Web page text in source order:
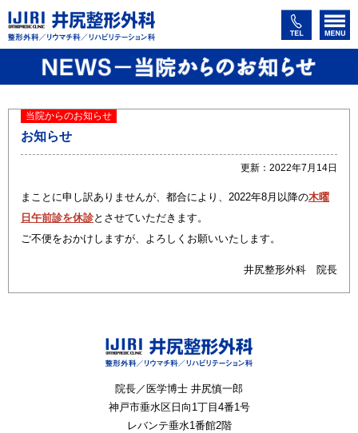
当院からのお知らせ
お知らせ
更新：2022年7月14日
まことに申し訳ありませんが、都合により、2022年8月以降の木曜
日午前診を休診とさせていただきます。
ご不便をおかけしますが、よろしくお願いいたします。
井尻整形外科 院長
院長／医学博士 井尻慎一郎
神戸市垂水区日向1丁目4番1号
レバンテ垂水1番館2階